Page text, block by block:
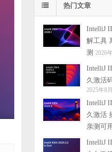
热门文章
IntelliJ
解工具
测 2026
IntelliJ
久激活
2025年8
IntelliJ
久激活
亲测可
IntelliJ